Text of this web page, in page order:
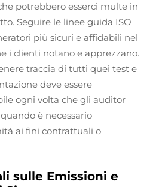
potrebbero esserci multe in
Seguire le linee guida ISO
più sicuri e affidabili nel
i clienti notano e apprezzano.
traccia di tutti quei test e
deve essere
ogni volta che gli auditor
è necessario
ai fini contrattuali o
sulle Emissioni e